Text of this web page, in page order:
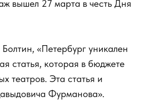
вышел 27 марта в честь Дня
«Петербург уникален
статья, которая в бюджете
театров. Эта статья и
Фурманова».